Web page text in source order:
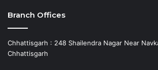
Branch Offices
Chhattisgarh : 248 Shailendra Nagar Near
Chhattisgarh